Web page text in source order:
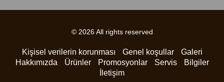
© 2026 All rights reserved
Kişisel verilerin korunması Genel koşullar
Galeri
Hakkımızda
Ürünler Promosyonlar Servis
Bilgiler
İletişim